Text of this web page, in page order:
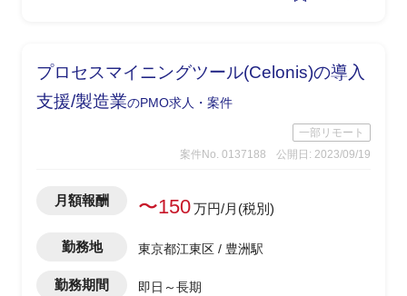
プロセスマイニングツール(Celonis)の導入
支援/製造業のPMO求人・案件
一部リモート
案件No. 0137188
公開日: 2023/09/19
月額報酬 〜150万円/月(税別)
勤務地 東京都江東区 / 豊洲駅
勤務期間 即日～長期